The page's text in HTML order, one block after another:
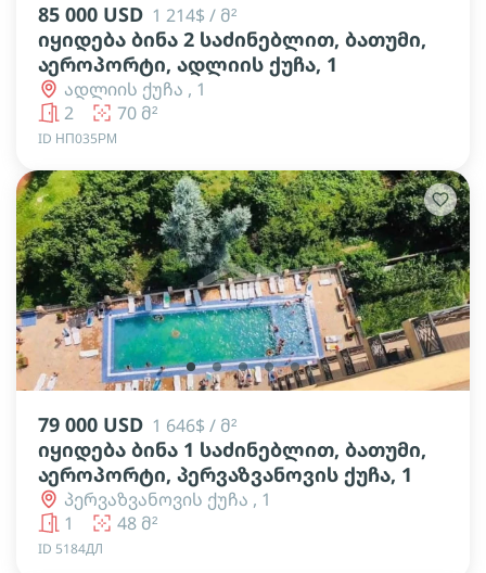
85 000 USD 1 214$ / მ²
იყიდება ბინა 2 საძინებლით, ბათუმი,
აეროპორტი, ადლიის ქუჩა, 1
ადლიის ქუჩა , 1
2
70 მ²
ID НП035РМ
lens lens lens lens lens
79 000 USD 1 646$ / მ²
იყიდება ბინა 1 საძინებლით, ბათუმი,
აეროპორტი, პერვაზვანოვის ქუჩა, 1
პერვაზვანოვის ქუჩა , 1
1
48 მ²
ID 5184ДЛ